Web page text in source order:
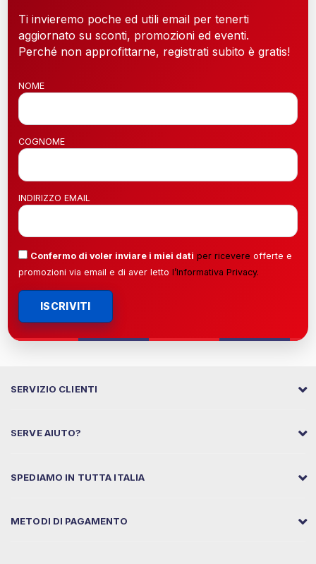
Ti invieremo poche ed utili email per tenerti
aggiornato su sconti, promozioni ed eventi.
Perché non approfittarne, registrati subito è gratis!
NOME
COGNOME
INDIRIZZO EMAIL
Confermo di voler inviare i miei dati per ricevere offerte e
promozioni via email e di aver letto l’Informativa Privacy.
ISCRIVITI
SERVIZIO CLIENTI
SERVE AIUTO?
SPEDIAMO IN TUTTA ITALIA
METODI DI PAGAMENTO